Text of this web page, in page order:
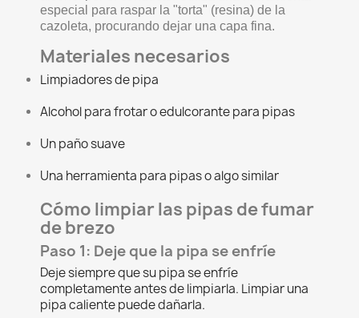
especial para raspar la "torta" (resina) de la
cazoleta, procurando dejar una capa fina.
Materiales necesarios
Limpiadores de pipa
Alcohol para frotar o edulcorante para pipas
Un paño suave
Una herramienta para pipas o algo similar
Cómo limpiar las pipas de fumar
de brezo
Paso 1: Deje que la pipa se enfríe
Deje siempre que su pipa se enfríe
completamente antes de limpiarla. Limpiar una
pipa caliente puede dañarla.